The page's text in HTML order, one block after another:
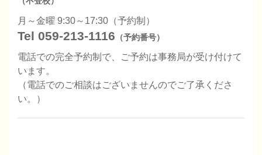
月～金曜 9:30～17:30（予約制）
Tel 059-213-1116 （予約番号）
電話での完全予約制で、ご予約は事務局が受け付けて
います。
（電話でのご相談はございませんのでご了承くださ
い。）